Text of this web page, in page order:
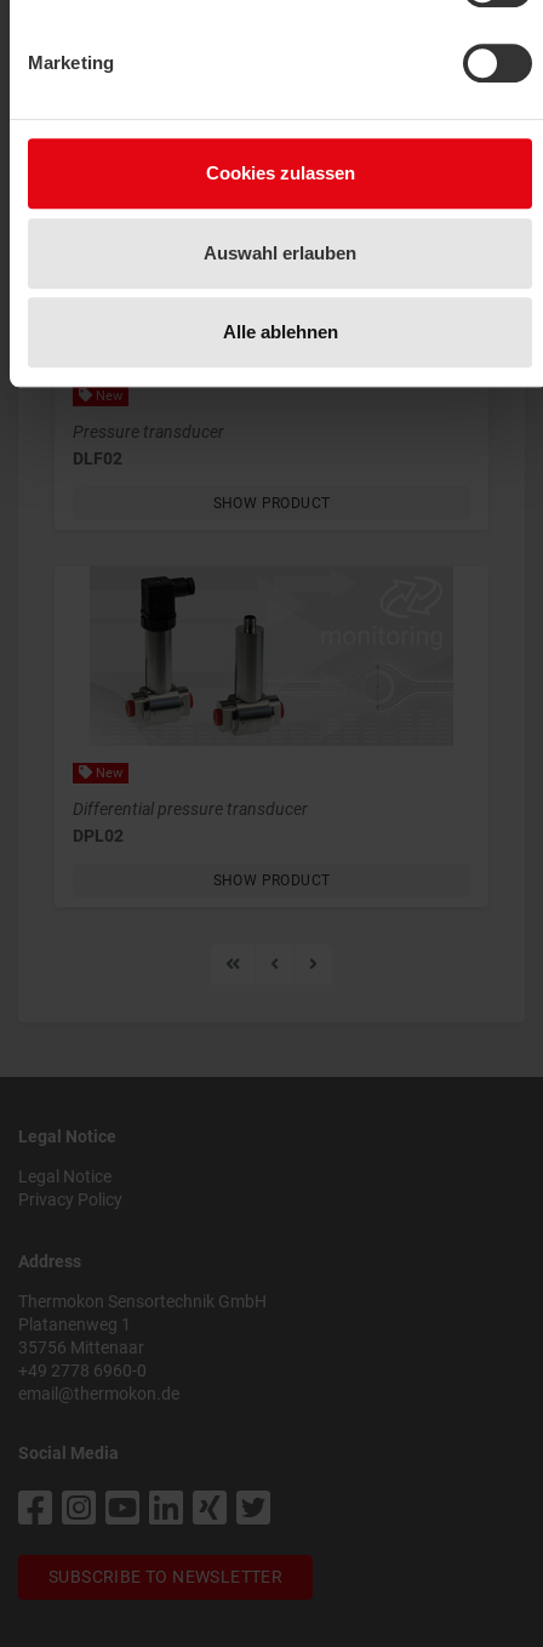
Marketing
Cookies zulassen
Auswahl erlauben
Alle ablehnen
Differential pressure gauge
New
Pressure transducer
DLF02
SHOW PRODUCT
New
Differential pressure transducer
DPL02
SHOW PRODUCT
Legal Notice
Legal Notice
Privacy Policy
Address
Thermokon Sensortechnik GmbH
Platanenweg 1
35756 Mittenaar
+49 2778 6960-0
email@thermokon.de
Social Media
SUBSCRIBE TO NEWSLETTER